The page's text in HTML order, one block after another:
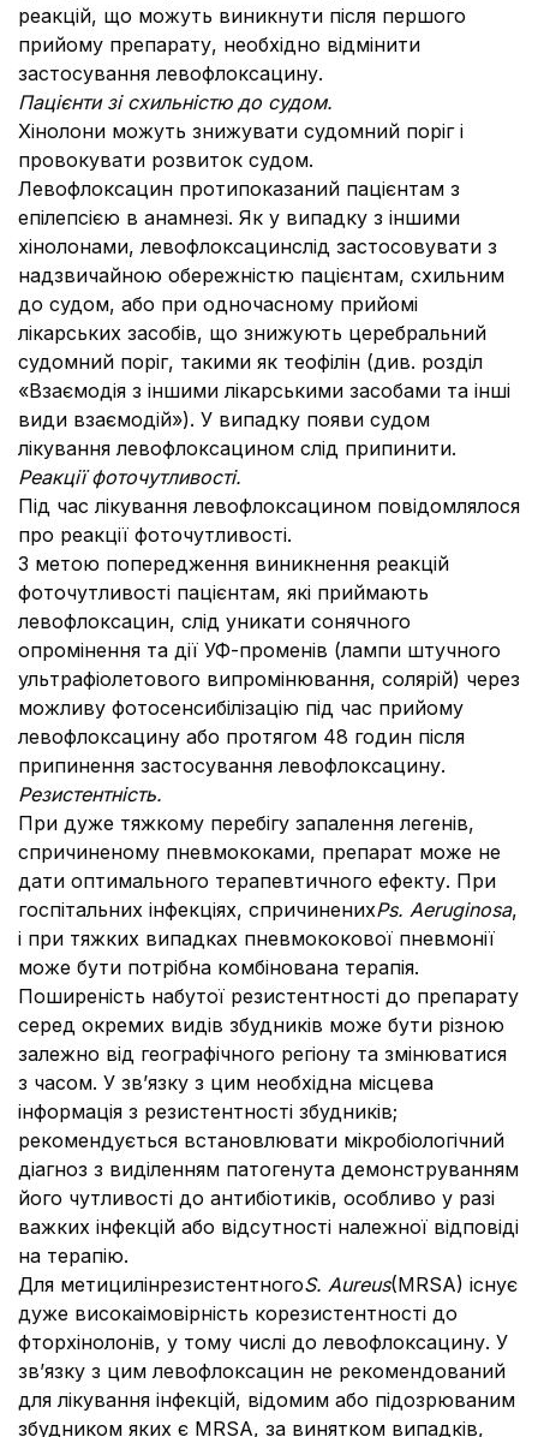
реакцій, що можуть виникнути після першого
прийому препарату, необхідно відмінити
застосування левофлоксацину.
Пацієнти зі схильністю до судом.
Хінолони можуть знижувати судомний поріг і
провокувати розвиток судом.
Левофлоксацин протипоказаний пацієнтам з
епілепсією в анамнезі. Як у випадку з іншими
хінолонами, левофлоксацинслід застосовувати з
надзвичайною обережністю пацієнтам, схильним
до судом, або при одночасному прийомі
лікарських засобів, що знижують церебральний
судомний поріг, такими як теофілін (див. розділ
«Взаємодія з іншими лікарськими засобами та інші
види взаємодій»). У випадку появи судом
лікування левофлоксацином слід припинити.
Реакції фоточутливості.
Під час лікування левофлоксацином повідомлялося
про реакції фоточутливості.
З метою попередження виникнення реакцій
фоточутливості пацієнтам, які приймають
левофлоксацин, слід уникати сонячного
опромінення та дії УФ-променів (лампи штучного
ультрафіолетового випромінювання, солярій) через
можливу фотосенсибілізацію під час прийому
левофлоксацину або протягом 48 годин після
припинення застосування левофлоксацину.
Резистентність.
При дуже тяжкому перебігу запалення легенів,
спричиненому пневмококами, препарат може не
дати оптимального терапевтичного ефекту. При
госпітальних інфекціях, спричиненихPs. Aeruginosa,
і при тяжких випадках пневмококової пневмонії
може бути потрібна комбінована терапія.
Поширеність набутої резистентності до препарату
серед окремих видів збудників може бути різною
залежно від географічного регіону та змінюватися
з часом. У зв’язку з цим необхідна місцева
інформація з резистентності збудників;
рекомендується встановлювати мікробіологічний
діагноз з виділенням патогенута демонструванням
його чутливості до антибіотиків, особливо у разі
важких інфекцій або відсутності належної відповіді
на терапію.
Для метицилінрезистентногоS. Aureus(MRSA) існує
дуже високаімовірність корезистентності до
фторхінолонів, у тому числі до левофлоксацину. У
зв’язку з цим левофлоксацин не рекомендований
для лікування інфекцій, відомим або підозрюваним
збудником яких є MRSA, за винятком випадків,